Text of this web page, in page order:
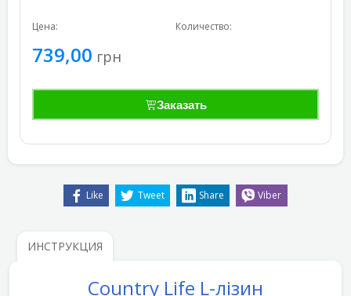
Цена:
739,00 грн
Количество:
Заказать
Like Tweet Share Viber
ИНСТРУКЦИЯ
Country Life L-лізин